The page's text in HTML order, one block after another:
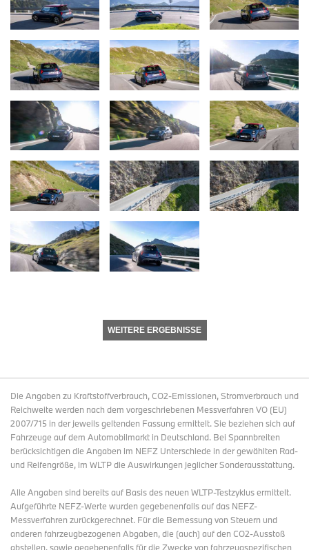
WEITERE ERGEBNISSE
Die Angaben zu Kraftstoffverbrauch, CO2-Emissionen, Stromverbrauch und
Reichweite werden nach dem vorgeschriebenen Messverfahren VO (EU)
2007/715 in der jeweils geltenden Fassung ermittelt. Sie beziehen sich auf
Fahrzeuge auf dem Automobilmarkt in Deutschland. Bei Spannbreiten
berücksichtigen die Angaben im NEFZ Unterschiede in der gewählten Rad-
und Reifengröße, im WLTP die Auswirkungen jeglicher Sonderausstattung.
Alle Angaben sind bereits auf Basis des neuen WLTP-Testzyklus ermittelt.
Aufgeführte NEFZ-Werte wurden gegebenenfalls auf das NEFZ-
Messverfahren zurückgerechnet. Für die Bemessung von Steuern und
anderen fahrzeugbezogenen Abgaben, die (auch) auf den CO2-Ausstoß
abstellen, sowie gegebenenfalls für die Zwecke von fahrzeugspezifischen